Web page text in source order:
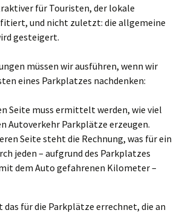
für Touristen, der lokale
und nicht zuletzt: die allgemeine
gesteigert.
müssen wir ausführen, wenn wir
eines Parkplatzes nachdenken:
Seite muss ermittelt werden, wie viel
Autoverkehr Parkplätze erzeugen.
Seite steht die Rechnung, was für ein
jeden – aufgrund des Parkplatzes
dem Auto gefahrenen Kilometer –
das für die Parkplätze errechnet, die an